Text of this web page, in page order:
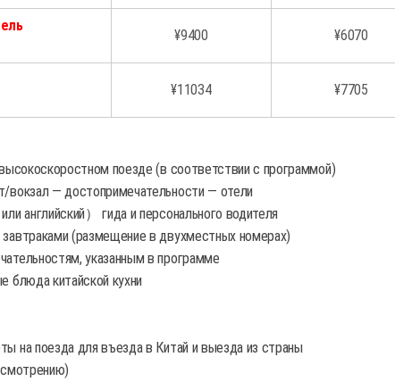
¥9400 ¥6070
¥11034 ¥7705
поезде (в соответствии с программой)
— достопримечательности — отели
английский） гида и персонального водителя
(размещение в двухместных номерах)
указанным в программе
блюда китайской кухни
на поезда для въезда в Китай и выезда из страны